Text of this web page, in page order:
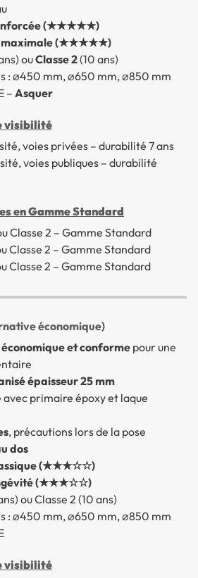
(★★★★★)
maximale (★★★★★)
ouClasse 2(10 ans)
: ⌀450 mm, ⌀650 mm, ⌀850 mm
– Asquer
visibilité
voies privées – durabilité 7 ans
voies publiques – durabilité
en Gamme Standard
Classe 2 – Gamme Standard
Classe 2 – Gamme Standard
Classe 2 – Gamme Standard
économique)
et conformepour une
épaisseur 25 mm
avec primaire époxy et laque
, précautions lors de la pose
dos
(★★★☆☆)
(★★★☆☆)
ou Classe 2 (10 ans)
: ⌀450 mm, ⌀650 mm, ⌀850 mm
visibilité